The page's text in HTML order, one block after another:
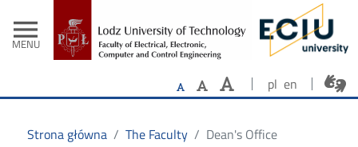
menu
MENU
- Home
pl en
Strona główna The Faculty Dean's Office